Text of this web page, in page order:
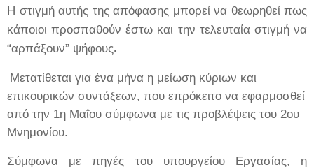
Η στιγμή αυτής της απόφασης μπορεί να θεωρηθεί πως
κάποιοι προσπαθούν έστω και την τελευταία στιγμή να
“αρπάξουν” ψήφους.
Μετατίθεται για ένα μήνα η μείωση κύριων και
επικουρικών συντάξεων, που επρόκειτο να εφαρμοσθεί
από την 1η Μαΐου σύμφωνα με τις προβλέψεις του 2ου
Μνημονίου.
Σύμφωνα με πηγές του υπουργείου Εργασίας, η